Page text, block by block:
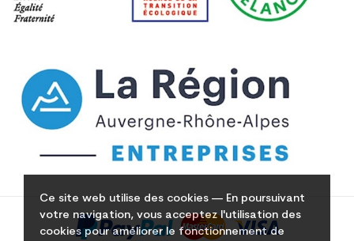
Ce site web utilise des cookies — En poursuivant
votre navigation, vous acceptez l'utilisation des
cookies pour améliorer le fonctionnement de